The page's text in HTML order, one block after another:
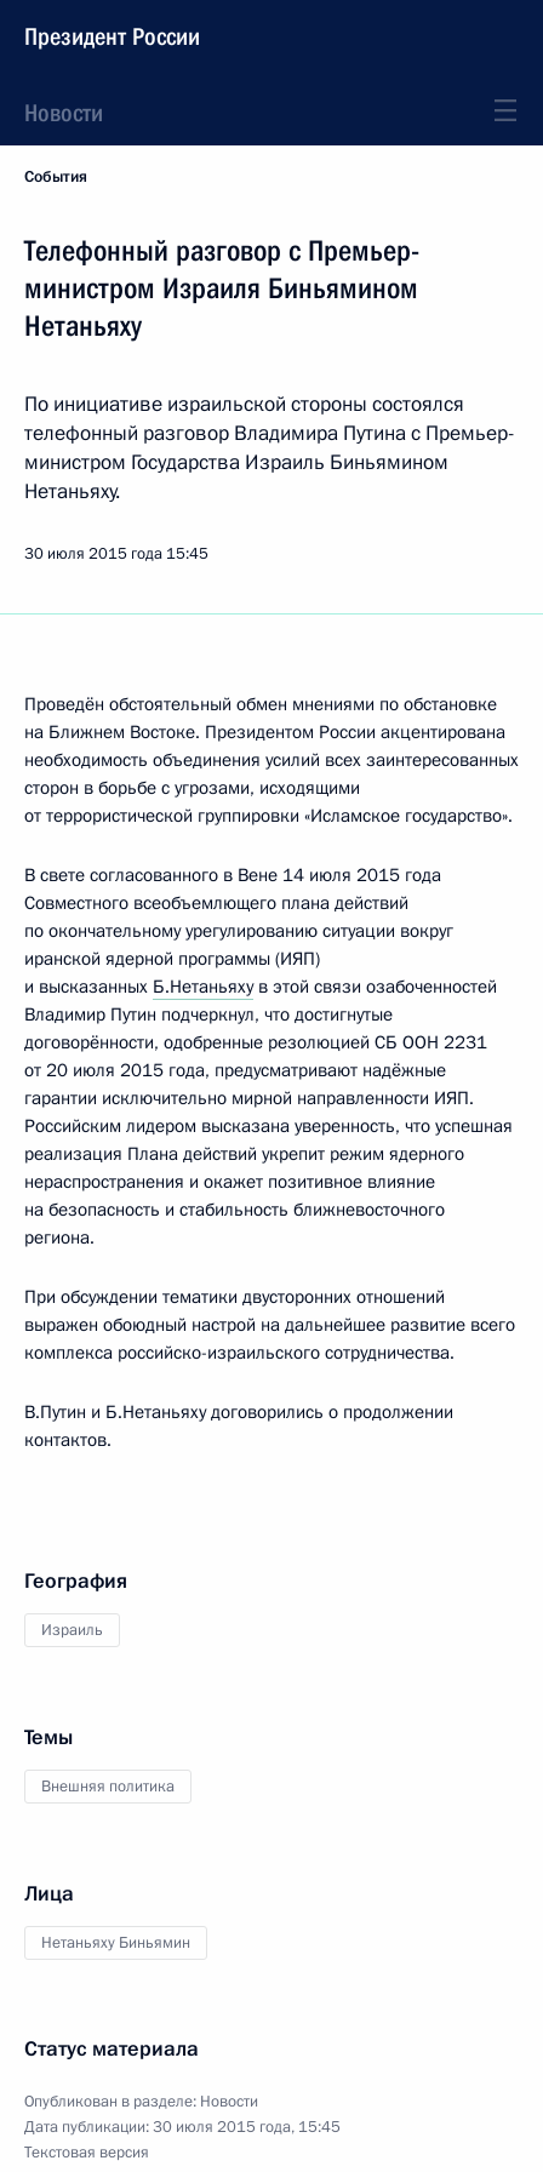
Президент России
Новости
События
Телефонный разговор с Премьер-
министром Израиля Биньямином
Нетаньяху
По инициативе израильской стороны состоялся
телефонный разговор Владимира Путина с Премьер-
министром Государства Израиль Биньямином
Нетаньяху.
30 июля 2015 года 15:45
Проведён обстоятельный обмен мнениями по обстановке
на Ближнем Востоке. Президентом России акцентирована
необходимость объединения усилий всех заинтересованных
сторон в борьбе с угрозами, исходящими
от террористической группировки «Исламское государство».
В свете согласованного в Вене 14 июля 2015 года
Совместного всеобъемлющего плана действий
по окончательному урегулированию ситуации вокруг
иранской ядерной программы (ИЯП)
и высказанных Б.Нетаньяхув этой связи озабоченностей
Владимир Путин подчеркнул, что достигнутые
договорённости, одобренные резолюцией СБ ООН 2231
от 20 июля 2015 года, предусматривают надёжные
гарантии исключительно мирной направленности ИЯП.
Российским лидером высказана уверенность, что успешная
реализация Плана действий укрепит режим ядерного
нераспространения и окажет позитивное влияние
на безопасность и стабильность ближневосточного
региона.
При обсуждении тематики двусторонних отношений
выражен обоюдный настрой на дальнейшее развитие всего
комплекса российско-израильского сотрудничества.
В.Путин и Б.Нетаньяху договорились о продолжении
контактов.
География
Израиль
Темы
Внешняя политика
Лица
Нетаньяху Биньямин
Статус материала
Опубликован в разделе: Новости
Дата публикации:30 июля 2015 года, 15:45
Текстовая версия